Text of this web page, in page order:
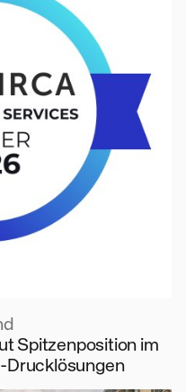
Spitzenposition im
Drucklösungen